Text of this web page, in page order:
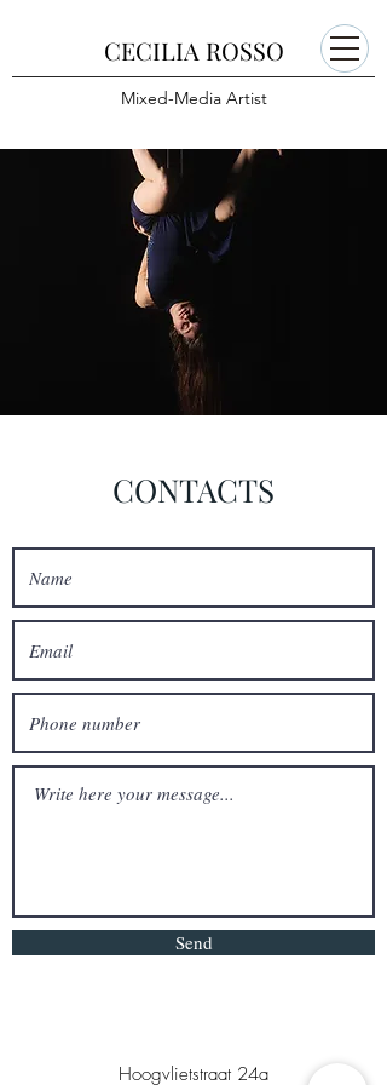
CECILIA ROSSO
Mixed-Media Artist
CONTACTS
Send
Hoogvlietstraat 24a